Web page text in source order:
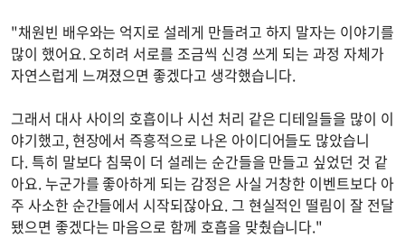
"채원빈 배우와는 억지로 설레게 만들려고 하지 말자는 이야기를
많이 했어요. 오히려 서로를 조금씩 신경 쓰게 되는 과정 자체가
자연스럽게 느껴졌으면 좋겠다고 생각했습니다.
그래서 대사 사이의 호흡이나 시선 처리 같은 디테일들을 많이 이
야기했고, 현장에서 즉흥적으로 나온 아이디어들도 많았습니
다. 특히 말보다 침묵이 더 설레는 순간들을 만들고 싶었던 것 같
아요. 누군가를 좋아하게 되는 감정은 사실 거창한 이벤트보다 아
주 사소한 순간들에서 시작되잖아요. 그 현실적인 떨림이 잘 전달
됐으면 좋겠다는 마음으로 함께 호흡을 맞췄습니다."